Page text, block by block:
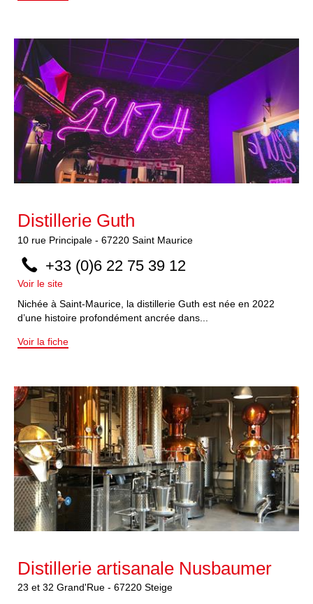
Distillerie Guth
10 rue Principale - 67220 Saint Maurice
+33 (0)6 22 75 39 12
Voir le site
Nichée à Saint-Maurice, la distillerie Guth est née en 2022
d’une histoire profondément ancrée dans...
Voir la fiche
Distillerie artisanale Nusbaumer
23 et 32 Grand'Rue - 67220 Steige